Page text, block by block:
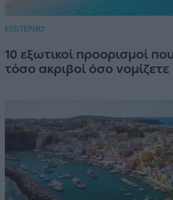
ΕΞΩΤΕΡΙΚΟ
10 εξωτικοί προορισμοί
τόσο ακριβοί όσο νομίζετε